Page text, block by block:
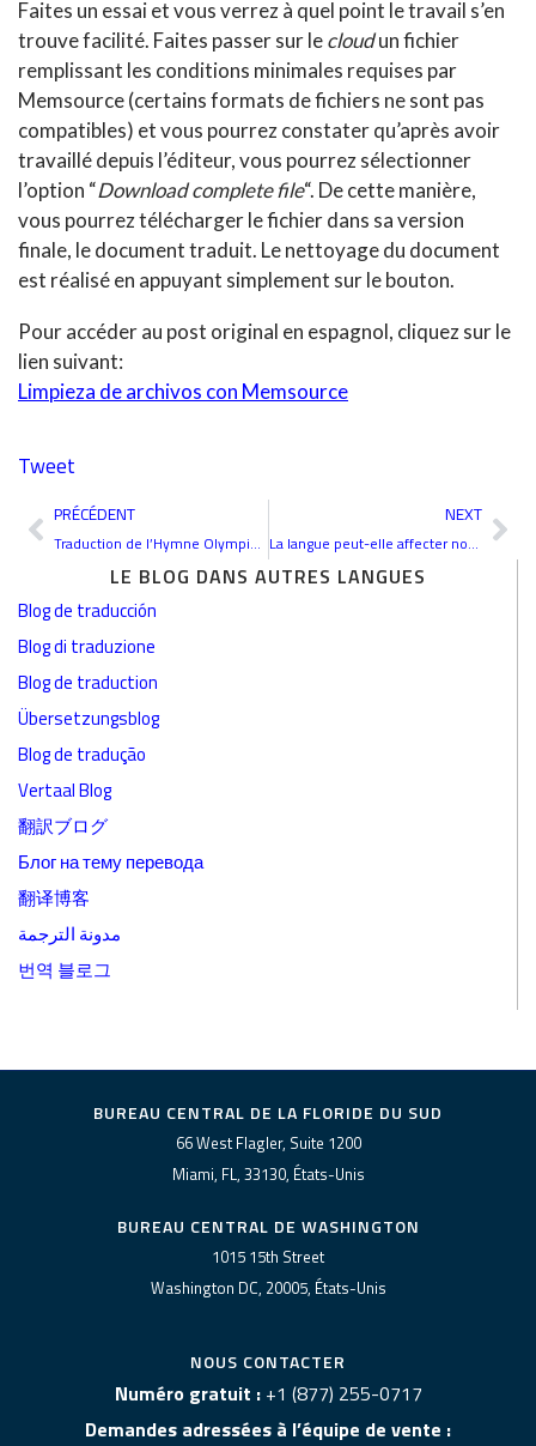
LE BLOG DANS AUTRES LANGUES
Blog de traducción
Blog di traduzione
Blog de traduction
Übersetzungsblog
Blog de tradução
Vertaal Blog
翻訳ブログ
Блог на тему перевода
翻译博客
مدونة الترجمة
번역 블로그
Faites un essai et vous verrez à quel point le travail s’en
trouve facilité. Faites passer sur lecloudun fichier
remplissant les conditions minimales requises par
Memsource (certains formats de fichiers ne sont pas
compatibles) et vous pourrez constater qu’après avoir
travaillé depuis l’éditeur, vous pourrez sélectionner
l’option “Download complete file“. De cette manière,
vous pourrez télécharger le fichier dans sa version
finale, le document traduit. Le nettoyage du document
est réalisé en appuyant simplement sur le bouton.
Pour accéder au post original en espagnol, cliquez sur le
lien suivant:
Limpieza de archivos con Memsource
Tweet
Précédent
PRÉCÉDENT
Traduction de l’Hymne Olympique
NEXT
La langue peut-elle affecter nos émotions ?
BUREAU CENTRAL DE LA FLORIDE DU SUD
66 West Flagler, Suite 1200
Miami, FL, 33130, États-Unis
BUREAU CENTRAL DE WASHINGTON
1015 15th Street
Washington DC, 20005, États-Unis
NOUS CONTACTER
Numéro gratuit : +1 (877) 255-0717
Demandes adressées à l’équipe de vente :